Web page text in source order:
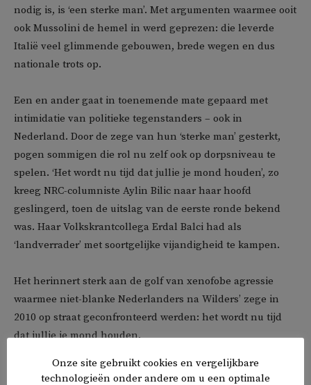
nodig is, is ‘een sterke man’. Met argumenten waarmee ooit
ook Mussolini de hemel in werd geprezen: die leverde
Italië veel glimmende gebouwen, brede wegen en dus
nationale trots op.
Een en ander gaat in toenemende mate gepaard met
intimidatie van politieke tegenstanders – ook in
Nederland. Door de zege van hun ‘sterke man’ gesterkt,
pogen sommigen die rol nu zelf ook op dorpsniveau te
spelen. ‘Het wordt nu tijd dat jullie je mond houden’, zo
kreeg NRC-columniste Aylin Bilic naar haar hoofd
geslingerd, toen de uitslag van de eerste ronde bekend
was. Haar Volkskrantcollega Erdal Balci had als
‘landverrader’ met soortgelijke vijandigheid te kampen.
Het herinnert sterk aan de golf van xenofobe agressie
waarmee niet-blanke Nederlanders na Wilders’ zege in
2010 op straat geconfronteerd werden: het wordt nu tijd
dat jullie je mond houden.
De Kanttekening kwam recent eveneens met
Onze site gebruikt cookies en vergelijkbare
technologieën onder andere om u een optimale